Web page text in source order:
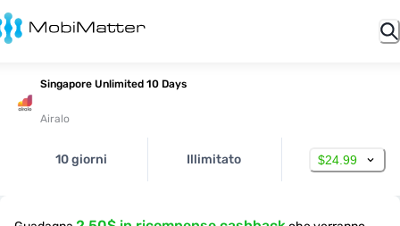
Singapore Unlimited 10 Days
Airalo
10 giorni Illimitato $24.99